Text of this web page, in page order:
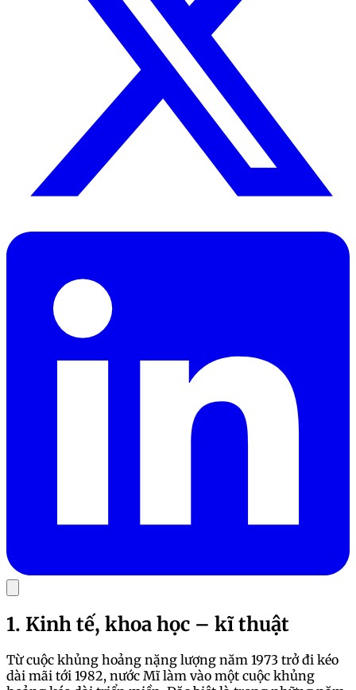
1. Kinh tế, khoa học – kĩ thuật
Từ cuộc khủng hoảng nặng lượng năm 1973 trở đi kéo
dài mãi tới 1982, nước Mĩ làm vào một cuộc khủng